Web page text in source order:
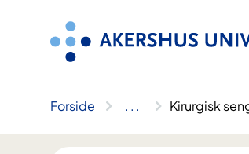
Forside .. . Kirurgisk